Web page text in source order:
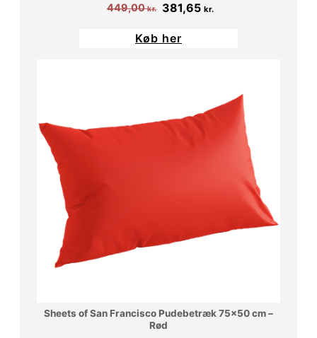
449,00kr.
Den
pris
381,65 kr.
Køb her
Sheets of San Francisco Pudebetræk 75×50 cm –
Rød